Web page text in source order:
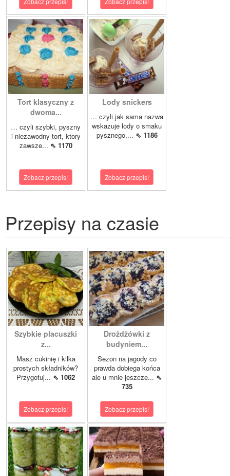
Tort klasyczny z
dwoma...
… czyli szybki, pyszny
i niezawodny tort, ktory
zawsze... ⇖ 1170
Zobacz przepis!
Lody snickers
… czyli jak sama nazwa
wskazuje lody o smaku
pysznego,... ⇖ 1186
Zobacz przepis!
Przepisy na czasie
Szybkie placuszki
z...
Masz cukinię i kilka
prostych składników?
Przygotuj... ⇖ 1062
Zobacz przepis!
Drożdżówki z
budyniem...
Sezon na jagody co
prawda dobiega końca
ale u mnie jeszcze... ⇖
735
Zobacz przepis!